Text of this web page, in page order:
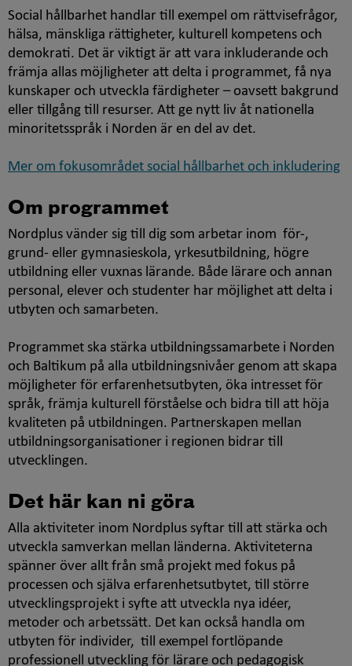
Social hållbarhet handlar till exempel om rättvisefrågor,
hälsa, mänskliga rättigheter, kulturell kompetens och
demokrati. Det är viktigt är att vara inkluderande och
främja allas möjligheter att delta i programmet, få nya
kunskaper och utveckla färdigheter – oavsett bakgrund
eller tillgång till resurser. Att ge nytt liv åt nationella
minoritetsspråk i Norden är en del av det.
Mer om fokusområdet social hållbarhet och inkludering
Om programmet
Nordplus vänder sig till dig som arbetar inom för-,
grund- eller gymnasieskola, yrkesutbildning, högre
utbildning eller vuxnas lärande. Både lärare och annan
personal, elever och studenter har möjlighet att delta i
utbyten och samarbeten.
Programmet ska stärka utbildningssamarbete i Norden
och Baltikum på alla utbildningsnivåer genom att skapa
möjligheter för erfarenhetsutbyten, öka intresset för
språk, främja kulturell förståelse och bidra till att höja
kvaliteten på utbildningen. Partnerskapen mellan
utbildningsorganisationer i regionen bidrar till
utvecklingen.
Det här kan ni göra
Alla aktiviteter inom Nordplus syftar till att stärka och
utveckla samverkan mellan länderna. Aktiviteterna
spänner över allt från små projekt med fokus på
processen och själva erfarenhetsutbytet, till större
utvecklingsprojekt i syfte att utveckla nya idéer,
metoder och arbetssätt. Det kan också handla om
utbyten för individer, till exempel fortlöpande
professionell utveckling för lärare och pedagogisk